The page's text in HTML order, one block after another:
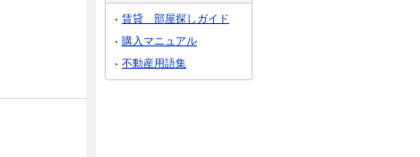
賃貸 部屋探しガイド
購入マニュアル
不動産用語集